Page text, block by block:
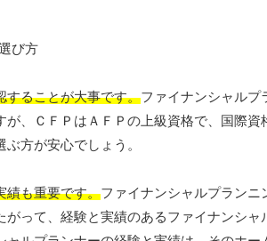
することが大事です。ファイナンシャルプ
、ＣＦＰはＡＦＰの上級資格で、国際
方が安心でしょう。
績も重要です。ファイナンシャルプランニ
って、経験と実績のあるファイナンシャ